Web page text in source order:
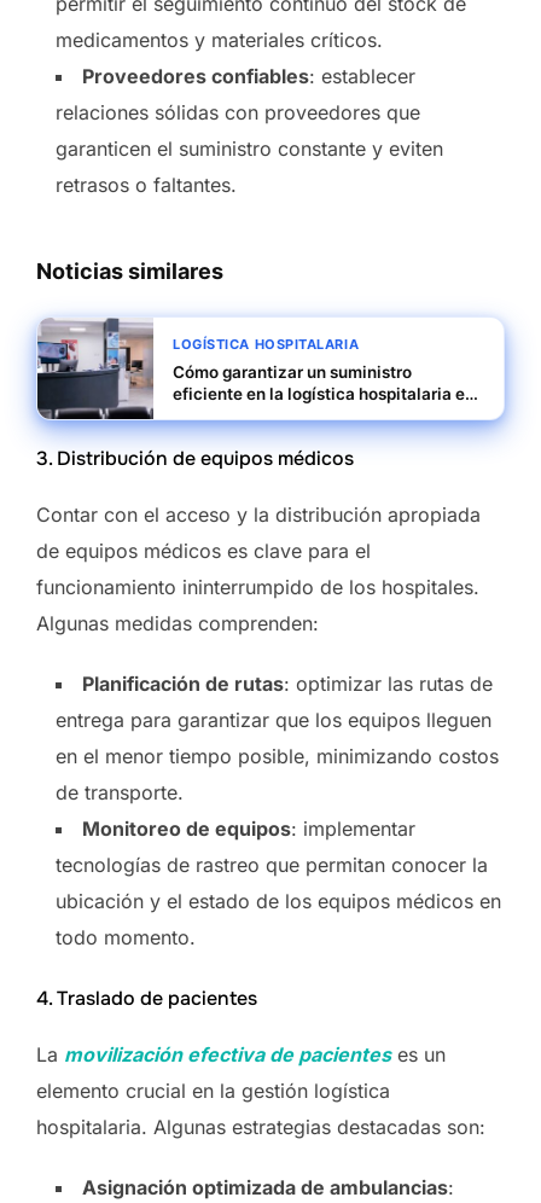
medicamentos y materiales críticos.
Proveedores confiables: establecer
relaciones sólidas con proveedores que
garanticen el suministro constante y eviten
retrasos o faltantes.
Noticias similares
LOGÍSTICA HOSPITALARIA
Cómo garantizar un suministro
eficiente en la logística hospitalaria en
Brasil
3. Distribución de equipos médicos
Contar con el acceso y la distribución apropiada
de equipos médicos es clave para el
funcionamiento ininterrumpido de los hospitales.
Algunas medidas comprenden:
Planificación de rutas: optimizar las rutas de
entrega para garantizar que los equipos lleguen
en el menor tiempo posible, minimizando costos
de transporte.
Monitoreo de equipos: implementar
tecnologías de rastreo que permitan conocer la
ubicación y el estado de los equipos médicos en
todo momento.
4. Traslado de pacientes
La movilización efectiva de pacienteses un
elemento crucial en la gestión logística
hospitalaria. Algunas estrategias destacadas son:
Asignación optimizada de ambulancias: